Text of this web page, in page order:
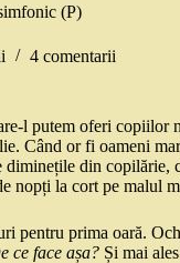
(P)
4 comentarii
l putem oferi copiilor
Când or fi oameni
din copilărie,
nopți la cort pe malul
pentru prima oară.
ce face așa? Și mai